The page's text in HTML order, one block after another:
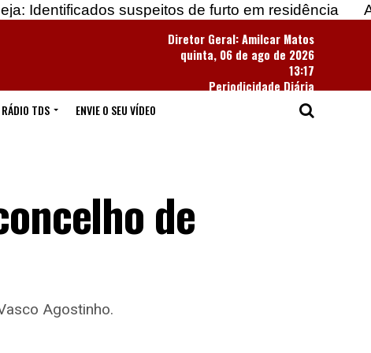
suspeitos de furto em residência
Apreendidas
Diretor Geral: Amilcar Matos
quinta, 06 de ago de 2026
13:17
Periodicidade Diária
RÁDIO TDS ENVIE O SEU VÍDEO
de
Agostinho.